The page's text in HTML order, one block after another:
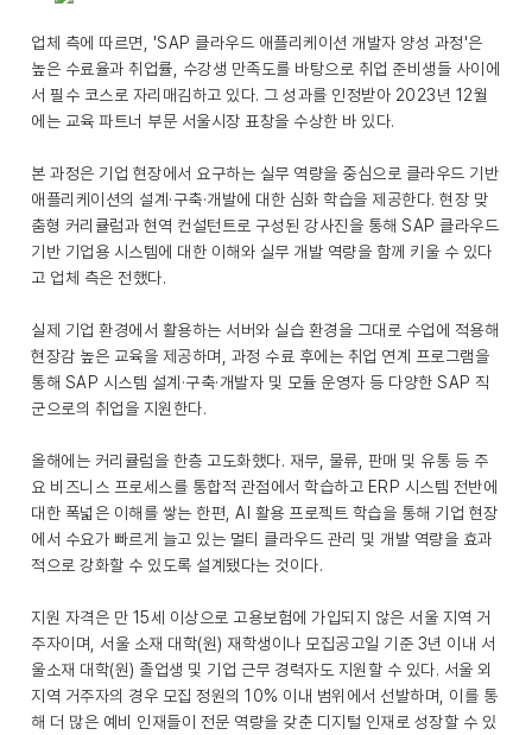
업체 측에 따르면, 'SAP 클라우드 애플리케이션 개발자 양성 과정'은
높은 수료율과 취업률, 수강생 만족도를 바탕으로 취업 준비생들 사이에
서 필수 코스로 자리매김하고 있다. 그 성과를 인정받아 2023년 12월
에는 교육 파트너 부문 서울시장 표창을 수상한 바 있다.
본 과정은 기업 현장에서 요구하는 실무 역량을 중심으로 클라우드 기반
애플리케이션의 설계·구축·개발에 대한 심화 학습을 제공한다. 현장 맞
춤형 커리큘럼과 현역 컨설턴트로 구성된 강사진을 통해 SAP 클라우드
기반 기업용 시스템에 대한 이해와 실무 개발 역량을 함께 키울 수 있다
고 업체 측은 전했다.
실제 기업 환경에서 활용하는 서버와 실습 환경을 그대로 수업에 적용해
현장감 높은 교육을 제공하며, 과정 수료 후에는 취업 연계 프로그램을
통해 SAP 시스템 설계·구축·개발자 및 모듈 운영자 등 다양한 SAP 직
군으로의 취업을 지원한다.
올해에는 커리큘럼을 한층 고도화했다. 재무, 물류, 판매 및 유통 등 주
요 비즈니스 프로세스를 통합적 관점에서 학습하고 ERP 시스템 전반에
대한 폭넓은 이해를 쌓는 한편, AI 활용 프로젝트 학습을 통해 기업 현장
에서 수요가 빠르게 늘고 있는 멀티 클라우드 관리 및 개발 역량을 효과
적으로 강화할 수 있도록 설계됐다는 것이다.
지원 자격은 만 15세 이상으로 고용보험에 가입되지 않은 서울 지역 거
주자이며, 서울 소재 대학(원) 재학생이나 모집공고일 기준 3년 이내 서
울소재 대학(원) 졸업생 및 기업 근무 경력자도 지원할 수 있다. 서울 외
지역 거주자의 경우 모집 정원의 10% 이내 범위에서 선발하며, 이를 통
해 더 많은 예비 인재들이 전문 역량을 갖춘 디지털 인재로 성장할 수 있